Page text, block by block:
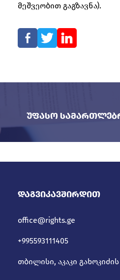
მეშვეობით გაგზავნა).
Უფასო
Დაგვიკავშირდით
office@rights.ge
+995593111405
თბილისი, აკაკი